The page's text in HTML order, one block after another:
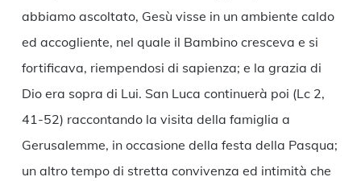
abbiamo ascoltato, Gesù visse in un ambiente caldo
ed accogliente, nel quale il Bambino cresceva e si
fortificava, riempendosi di sapienza; e la grazia di
Dio era sopra di Lui. San Luca continuerà poi (Lc 2,
41-52) raccontando la visita della famiglia a
Gerusalemme, in occasione della festa della Pasqua;
un altro tempo di stretta convivenza ed intimità che